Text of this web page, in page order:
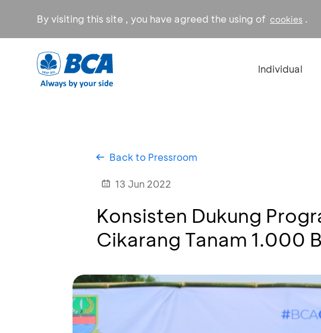
By visiting this site , you have agreed the using of cookies .
Individual
Back to Pressroom
13 Jun 2022
Konsisten Dukung
Cikarang Tanam 1.000